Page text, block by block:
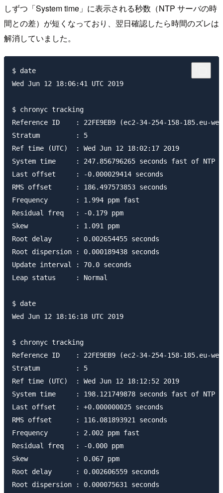
しずつ「System time」に表示される秒数（NTP サーバの時
間との差）が短くなっており、翌日確認したら時間のズレは
解消していました。
$ date
Wed Jun 12 18:06:41 UTC 2019
$ chronyc tracking
Reference ID    : 22FE9EB9 (ec2-34-254-158-185.eu-
Stratum         : 5
Ref time (UTC)  : Wed Jun 12 18:02:17 2019
System time     : 247.856796265 seconds fast of NTP
Last offset     : -0.000029414 seconds
RMS offset      : 186.497573853 seconds
Frequency       : 1.994 ppm fast
Residual freq   : -0.179 ppm
Skew            : 1.091 ppm
Root delay      : 0.002654455 seconds
Root dispersion : 0.000189438 seconds
Update interval : 70.0 seconds
Leap status     : Normal
$ date
Wed Jun 12 18:16:18 UTC 2019
$ chronyc tracking
Reference ID    : 22FE9EB9 (ec2-34-254-158-185.eu-
Stratum         : 5
Ref time (UTC)  : Wed Jun 12 18:12:52 2019
System time     : 198.121749878 seconds fast of NTP
Last offset     : +0.000000025 seconds
RMS offset      : 116.081893921 seconds
Frequency       : 2.002 ppm fast
Residual freq   : -0.000 ppm
Skew            : 0.067 ppm
Root delay      : 0.002606559 seconds
Root dispersion : 0.000075631 seconds